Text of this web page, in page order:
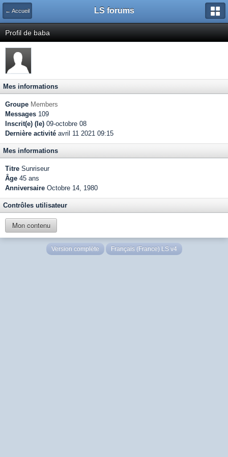
← Accueil LS forums
Profil de baba
Mes informations
Groupe Members
Messages 109
Inscrit(e) (le) 09-octobre 08
Dernière activité avril 11 2021 09:15
Mes informations
Titre Sunriseur
Âge 45 ans
Anniversaire Octobre 14, 1980
Contrôles utilisateur
Mon contenu
Version complète Français (France) LS v4